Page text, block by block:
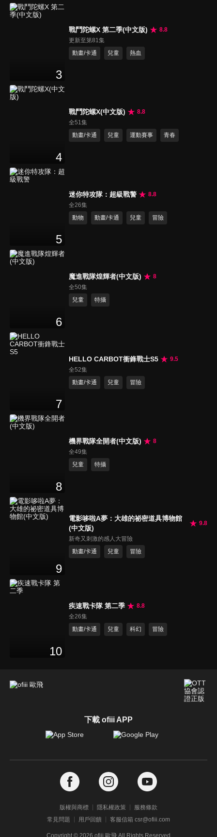
3
戰鬥陀螺X 第二季(中文版)
8.8
更新至第81集
動畫/卡通
兒童 熱血
4
戰鬥陀螺X(中文版)
8.8
全51集
動畫/卡通
兒童 運動賽事 青春
5
迷你特攻隊：超級戰警
8.8
全26集
動物
動畫/卡通 兒童 冒險
6
魔進戰隊煌輝者(中文版)
8
全50集
兒童
特攝
7
HELLO CARBOT衝鋒戰士S5
9.5
全52集
動畫/卡通
兒童 冒險
8
機界戰隊全開者(中文版)
8
全49集
兒童
特攝
9
電影哆啦A夢：大雄的祕密道具博物館
(中文版)
9.8
新奇又刺激的感人大冒險
動畫/卡通
兒童 冒險
10
疾速戰卡隊 第二季
8.8
全26集
動畫/卡通
兒童 科幻 冒險
下載 ofiii APP
版權與商標 隱私權政策
服務條款
常見問題
用戶回饋 客服信箱 csr@ofiii.com
Copyright © 2026 ofiii 歐飛 All Rights Reserved